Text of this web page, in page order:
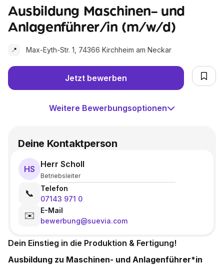
Ausbildung Maschinen- und
Anlagenführer/in (m/w/d)
📍 Max-Eyth-Str. 1, 74366 Kirchheim am Neckar
Jetzt bewerben
Weitere Bewerbungsoptionen
Dein Einstieg in die Produktion & Fertigung!
Ausbildung zu Maschinen- und Anlagenführer*in
Deine Kontaktperson
HS Herr Scholl
Betriebsleiter
📞
Telefon
07143 971 0
✉️
E-Mail
bewerbung@suevia.com